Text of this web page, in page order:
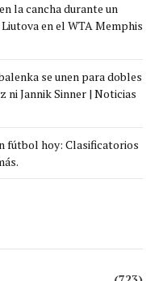
la cancha durante un
en el WTA Memphis
se unen para dobles
ni Jannik Sinner | Noticias
fútbol hoy: Clasificatorios